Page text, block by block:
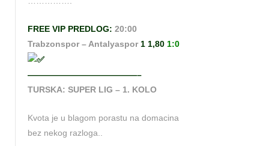
FREE VIP PREDLOG: 20:00
Trabzonspor – Antalyaspor 1 1,80 1:0
—————————————–
TURSKA: SUPER LIG – 1. KOLO
Kvota je u blagom porastu na domacina
bez nekog razloga..